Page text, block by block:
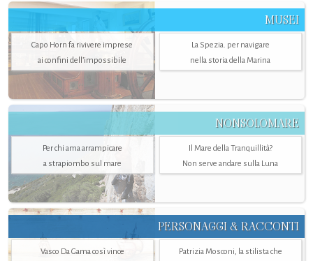
MUSEI
Capo Horn fa rivivere imprese
ai confini dell’impossibile
La Spezia. per navigare
nella storia della Marina
NONSOLOMARE
Per chi ama arrampicare
a strapiombo sul mare
Il Mare della Tranquillità?
Non serve andare sulla Luna
PERSONAGGI & RACCONTI
Vasco Da Gama così vince
Patrizia Mosconi, la stilista che